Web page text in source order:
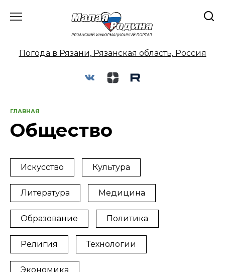
Погода в Рязани, Рязанская область, Россия
ГЛАВНАЯ
Общество
Искусство Культура
Литература Медицина
Образование Политика
Религия Технологии
Экономика